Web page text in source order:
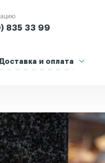
835 33 99
Доставка и оплата